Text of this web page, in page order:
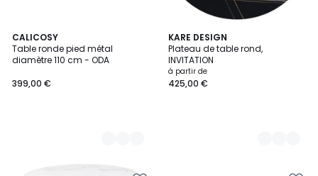
CALICOSY
Table ronde pied métal
diamètre 110 cm - ODA
399,00 €
2
Couleurs
KARE DESIGN
Plateau de table rond,
INVITATION
à partir de
425,00 €
3
Couleurs